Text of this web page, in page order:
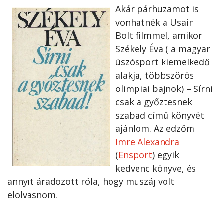
Akár párhuzamot is
vonhatnék a Usain
Bolt filmmel, amikor
Székely Éva ( a magyar
úszósport kiemelkedő
alakja, többszörös
olimpiai bajnok) – Sírni
csak a győztesnek
szabad című könyvét
ajánlom. Az edzőm
Imre Alexandra
(Ensport) egyik
kedvenc könyve, és
annyit áradozott róla, hogy muszáj volt
elolvasnom.